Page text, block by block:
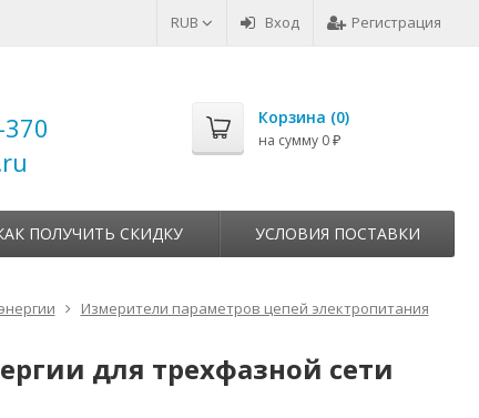
RUB Вход Регистрация
Корзина (0)
на сумму 0 ₽
ПОЛУЧИТЬ СКИДКУ УСЛОВИЯ ПОСТАВКИ
Измерители параметров цепей электропитания
для трехфазной сети